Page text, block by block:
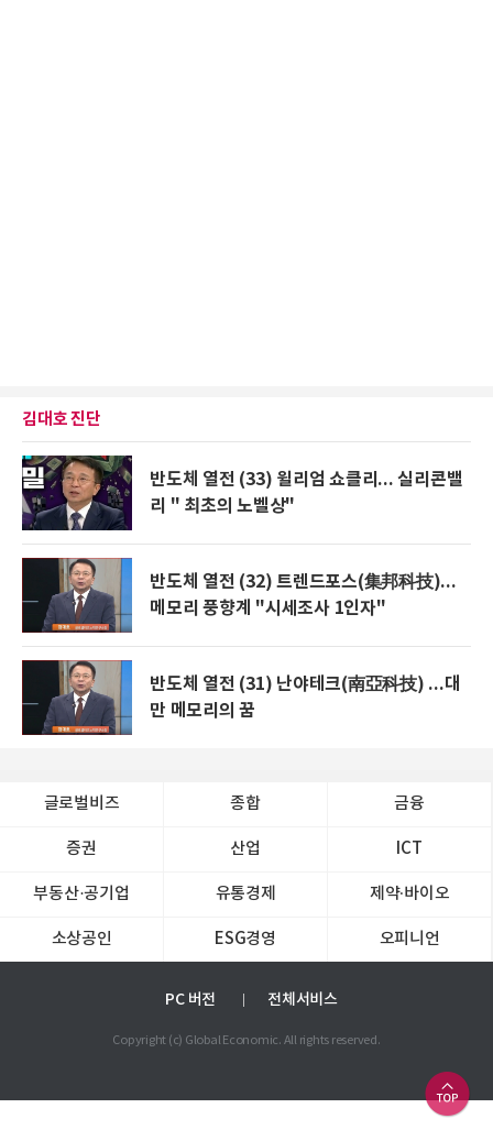
김대호 진단
반도체 열전 (33) 윌리엄 쇼클리... 실리콘밸
리 " 최초의 노벨상"
반도체 열전 (32) 트렌드포스(集邦科技)...
메모리 풍향계 "시세조사 1인자"
반도체 열전 (31) 난야테크(南亞科技) ...대
만 메모리의 꿈
글로벌비즈 종합 금융
증권 산업 ICT
부동산·공기업 유통경제 제약∙바이오
소상공인 ESG경영 오피니언
PC 버전 전체서비스
Copyright (c) Global Economic. All rights reserved.